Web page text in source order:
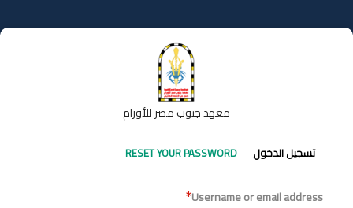
إلى
المحتوى
معهد جنوب مصر للأورام
التبويبات
الأساسية
تسجيل الدخول RESET YOUR PASSWORD
Username or email address